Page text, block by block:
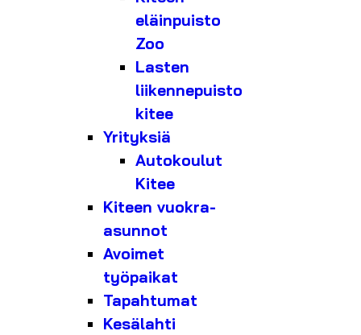
eläinpuisto
Zoo
Lasten
liikennepuisto
kitee
Yrityksiä
Autokoulut
Kitee
Kiteen vuokra-
asunnot
Avoimet
työpaikat
Tapahtumat
Kesälahti